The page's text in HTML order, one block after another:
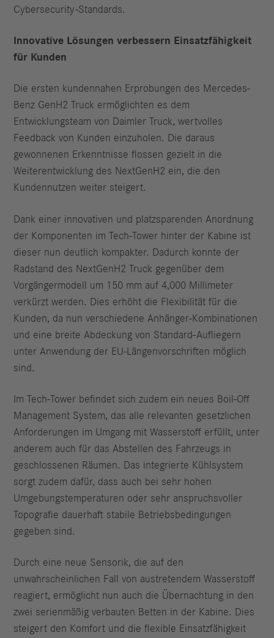
Cybersecurity-Standards.
Innovative Lösungen verbessern Einsatzfähigkeit
für Kunden
Die ersten kundennahen Erprobungen des Mercedes-
Benz GenH2 Truck ermöglichten es dem
Entwicklungsteam von Daimler Truck, wertvolles
Feedback von Kunden einzuholen. Die daraus
gewonnenen Erkenntnisse flossen gezielt in die
Weiterentwicklung des NextGenH2 ein, die den
Kundennutzen weiter steigert.
Dank einer innovativen und platzsparenden Anordnung
der Komponenten im Tech-Tower hinter der Kabine ist
dieser nun deutlich kompakter. Dadurch konnte der
Radstand des NextGenH2 Truck gegenüber dem
Vorgängermodell um 150 mm auf 4,000 Millimeter
verkürzt werden. Dies erhöht die Flexibilität für die
Kunden, da nun verschiedene Anhänger-Kombinationen
und eine breite Abdeckung von Standard-Aufliegern
unter Anwendung der EU-Längenvorschriften möglich
sind.
Im Tech-Tower befindet sich zudem ein neues Boil-Off
Management System, das alle relevanten gesetzlichen
Anforderungen im Umgang mit Wasserstoff erfüllt, unter
anderem auch für das Abstellen des Fahrzeugs in
geschlossenen Räumen. Das integrierte Kühlsystem
sorgt zudem dafür, dass auch bei sehr hohen
Umgebungstemperaturen oder sehr anspruchsvoller
Topografie dauerhaft stabile Betriebsbedingungen
gegeben sind.
Durch eine neue Sensorik, die auf den
unwahrscheinlichen Fall von austretendem Wasserstoff
reagiert, ermöglicht nun auch die Übernachtung in den
zwei serienmäßig verbauten Betten in der Kabine. Dies
steigert den Komfort und die flexible Einsatzfähigkeit